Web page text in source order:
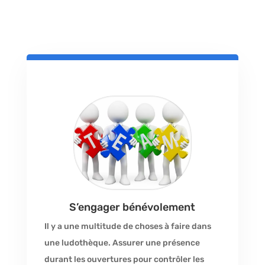
S’engager bénévolement
Il y a une multitude de choses à faire dans
une ludothèque. Assurer une présence
durant les ouvertures pour contrôler les